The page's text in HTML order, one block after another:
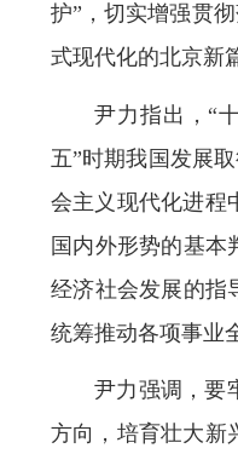
护”，切实增强贯
式现代化的北京新
尹力指出，“
五”时期我国发展
会主义现代化进程
国内外形势的基本
经济社会发展的指
统筹推动各项事业
尹力强调，要
方向，培育壮大新